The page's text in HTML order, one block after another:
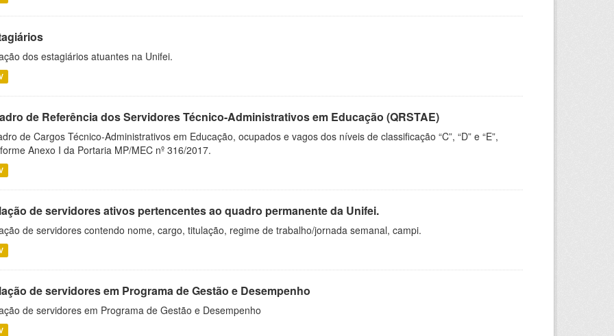
dos estagiários atuantes na Unifei.
de Referência dos Servidores Técnico-Administrativos em Educação (QRSTAE)
de Cargos Técnico-Administrativos em Educação, ocupados e vagos dos níveis de classificação “C”, “D” e “E”,
Anexo I da Portaria MP/MEC nº 316/2017.
de servidores ativos pertencentes ao quadro permanente da Unifei.
de servidores contendo nome, cargo, titulação, regime de trabalho/jornada semanal, campi.
de servidores em Programa de Gestão e Desempenho
de servidores em Programa de Gestão e Desempenho